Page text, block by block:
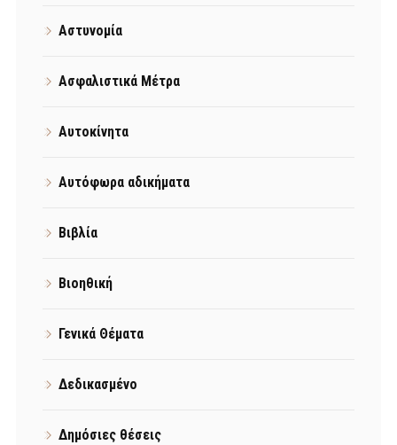
Αστυνομία
Ασφαλιστικά Μέτρα
Αυτοκίνητα
Αυτόφωρα αδικήματα
Βιβλία
Βιοηθική
Γενικά Θέματα
Δεδικασμένο
Δημόσιες θέσεις